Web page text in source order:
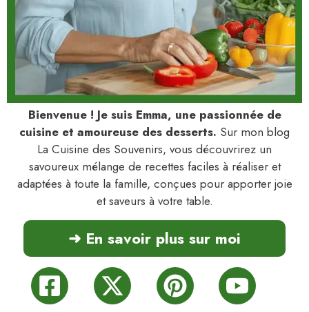
Bienvenue ! Je suis Emma, une passionnée de
cuisine et amoureuse des desserts. Sur mon blog
La Cuisine des Souvenirs, vous découvrirez un
savoureux mélange de recettes faciles à réaliser et
adaptées à toute la famille, conçues pour apporter joie
et saveurs à votre table.
➜ En savoir plus sur moi